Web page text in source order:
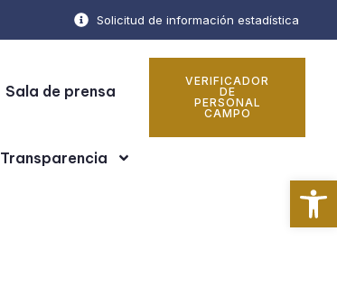
Solicitud de información estadística
Sala de prensa
Transparencia
VERIFICADOR
DE
PERSONAL
CAMPO